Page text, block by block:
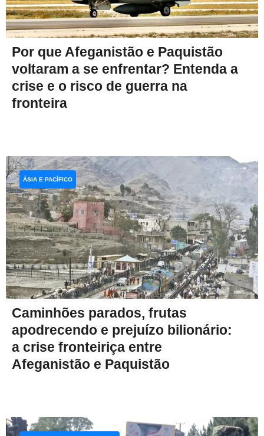
Por que Afeganistão e Paquistão
voltaram a se enfrentar? Entenda a
crise e o risco de guerra na
fronteira
Caminhões parados, frutas
apodrecendo e prejuízo bilionário:
a crise fronteiriça entre
Afeganistão e Paquistão
ÁSIA E PACÍFICO